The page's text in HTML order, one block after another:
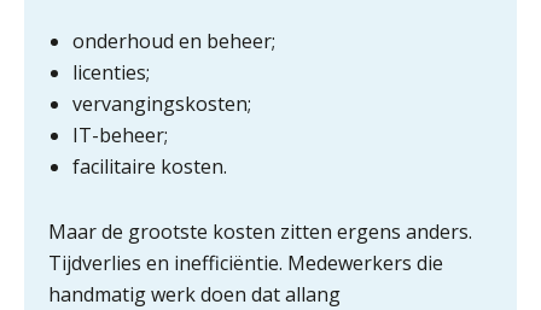
onderhoud en beheer;
licenties;
vervangingskosten;
IT-beheer;
facilitaire kosten.
Maar de grootste kosten zitten ergens anders.
Tijdverlies en inefficiëntie. Medewerkers die
handmatig werk doen dat allang
ondernemers in het mkb’
Waarom een VOF-contract net zo
Waarom jouw klant sneller
antwoordt via een app dan via de
mail